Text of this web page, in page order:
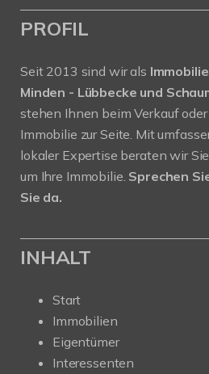
PROFIL
Seit 2013 sind wir als
Minden - Lübbecke und
stehen Ihnen beim Verkauf
Immobilie zur Seite. Mit
lokaler Expertise beraten wir
um Ihre Immobilie. Sprechen
Sie da.
INHALT
Start
Immobilien
Eigentümer
Interessenten